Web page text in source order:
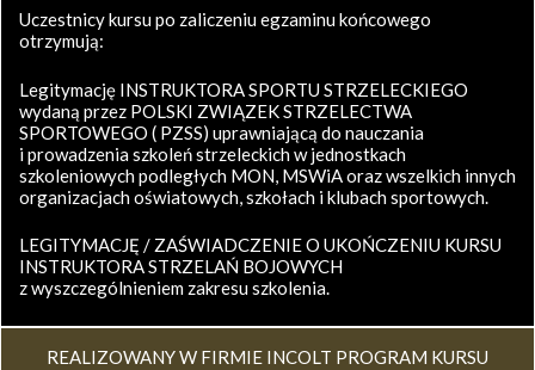
Uczestnicy kursu po zaliczeniu egzaminu końcowego
otrzymują:
Legitymację INSTRUKTORA SPORTU STRZELECKIEGO
wydaną przez POLSKI ZWIĄZEK STRZELECTWA
SPORTOWEGO ( PZSS) uprawniającą do nauczania
i prowadzenia szkoleń strzeleckich w jednostkach
szkoleniowych podległych MON, MSWiA oraz wszelkich innych
organizacjach oświatowych, szkołach i klubach sportowych.
LEGITYMACJĘ / ZAŚWIADCZENIE O UKOŃCZENIU KURSU
INSTRUKTORA STRZELAŃ BOJOWYCH
z wyszczególnieniem zakresu szkolenia.
REALIZOWANY W FIRMIE INCOLT PROGRAM KURSU